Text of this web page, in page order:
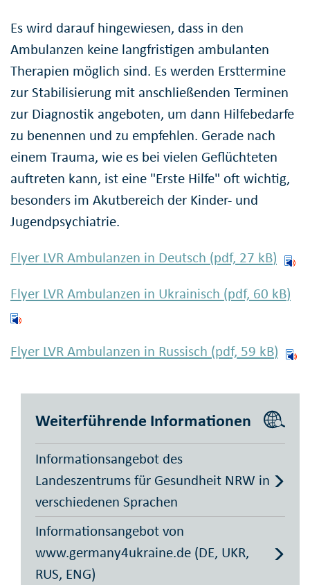
Es wird darauf hingewiesen, dass in den
Ambulanzen keine langfristigen ambulanten
Therapien möglich sind. Es werden Ersttermine
zur Stabilisierung mit anschließenden Terminen
zur Diagnostik angeboten, um dann Hilfebedarfe
zu benennen und zu empfehlen. Gerade nach
einem Trauma, wie es bei vielen Geflüchteten
auftreten kann, ist eine "Erste Hilfe" oft wichtig,
besonders im Akutbereich der Kinder- und
Jugendpsychiatrie.
Flyer LVR Ambulanzen in Deutsch (pdf, 27 kB)
Flyer LVR Ambulanzen in Ukrainisch (pdf, 60 kB)
Flyer LVR Ambulanzen in Russisch (pdf, 59 kB)
Weiterführende Informationen
Informationsangebot des
Landeszentrums für Gesundheit NRW in
verschiedenen Sprachen
Informationsangebot von
www.germany4ukraine.de (DE, UKR,
RUS, ENG)